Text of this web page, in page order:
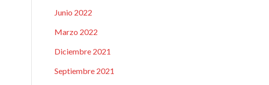
Junio 2022
Marzo 2022
Diciembre 2021
Septiembre 2021